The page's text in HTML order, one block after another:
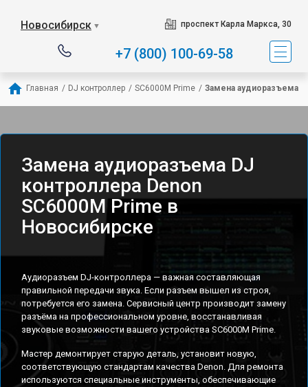
Новосибирск ▼ проспект Карла Маркса, 30
+7 (800) 100-69-58
Главная / DJ контроллер / SC6000M Prime / Замена аудиоразъема
Замена аудиоразъема DJ
контроллера Denon
SC6000M Prime в
Новосибирске
Аудиоразъем DJ-контроллера — важная составляющая
правильной передачи звука. Если разъем вышел из строя,
потребуется его замена. Сервисный центр производит замену
разъёма на профессиональном уровне, восстанавливая
звуковые возможности вашего устройства SC6000M Prime.
Мастер демонтирует старую деталь, установит новую,
соответствующую стандартам качества Denon. Для ремонта
используются специальные инструменты, обеспечивающие